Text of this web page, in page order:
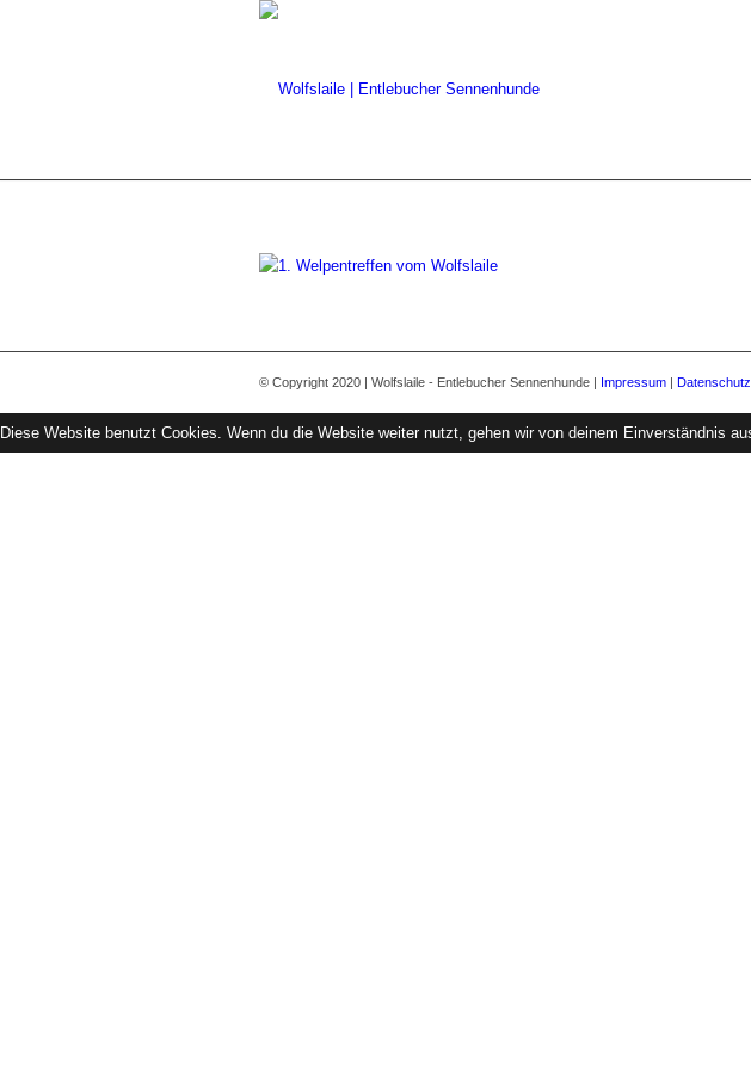
© Copyright 2020 | Wolfslaile - Entlebucher Sennenhunde | Impressum | Datenschutz
Diese Website benutzt Cookies. Wenn du die Website weiter nutzt, gehen wir von deinem Einverständnis